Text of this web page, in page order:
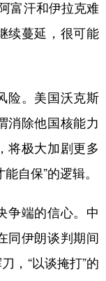
富汗和伊拉克难
续蔓延，很可能
。美国沃克斯
消除他国核能力
将极大加剧更多
自保”的逻辑。
端的信心。中
同伊朗谈判期间
，“以谈掩打”的